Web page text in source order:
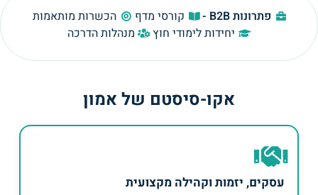
פתרונות B2B - קורסי מדף
הכשרות מותאמות
יחידות לימודי חוץ
מנהלות הדרכה
אקו-סיסטם של אמון
עסקים, יזמות וקהילה מקצועית